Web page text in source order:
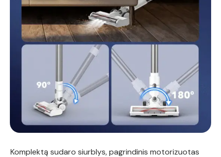
Komplektą sudaro siurblys, pagrindinis motorizuotas